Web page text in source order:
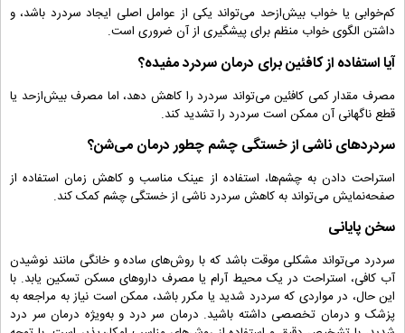
کم‌خوابی یا خواب بیش‌ازحد می‌تواند یکی از عوامل اصلی ایجاد سردرد باشد، و
داشتن الگوی خواب منظم برای پیشگیری از آن ضروری است.
آیا استفاده از کافئین برای درمان سردرد مفیده؟
مصرف مقدار کمی کافئین می‌تواند سردرد را کاهش دهد، اما مصرف بیش‌ازحد یا
قطع ناگهانی آن ممکن است سردرد را تشدید کند.
سردردهای ناشی از خستگی چشم چطور درمان می‌شن؟
استراحت دادن به چشم‌ها، استفاده از عینک مناسب و کاهش زمان استفاده از
صفحه‌نمایش می‌تواند به کاهش سردرد ناشی از خستگی چشم کمک کند.
سخن پایانی
سردرد می‌تواند مشکلی موقت باشد که با روش‌های ساده و خانگی مانند نوشیدن
آب کافی، استراحت در یک محیط آرام یا مصرف داروهای مسکن تسکین یابد. با
این حال، در مواردی که سردرد شدید یا مکرر باشد، ممکن است نیاز به مراجعه به
پزشک و درمان تخصصی داشته باشید. درمان سر درد و به‌ویژه درمان سر درد